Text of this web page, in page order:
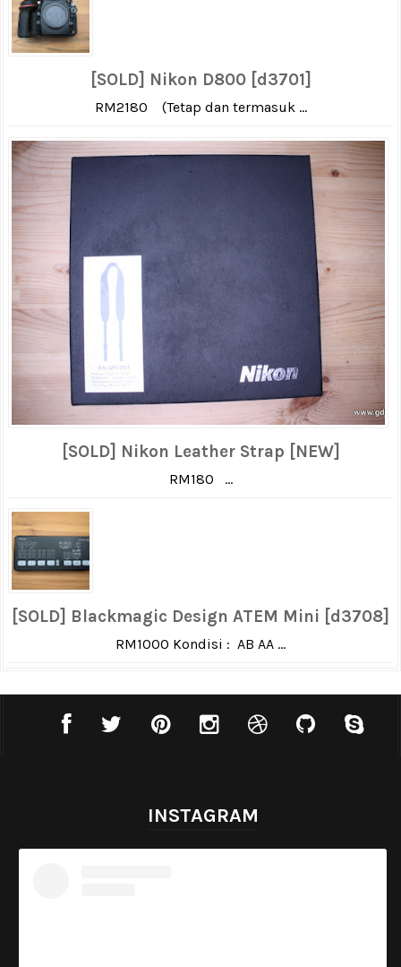
[SOLD] Nikon D800 [d3701]
RM2180 (Tetap dan termasuk ...
[SOLD] Nikon Leather Strap [NEW]
RM180 ...
[SOLD] Blackmagic Design ATEM Mini [d3708]
RM1000 Kondisi : AB AA ...
INSTAGRAM